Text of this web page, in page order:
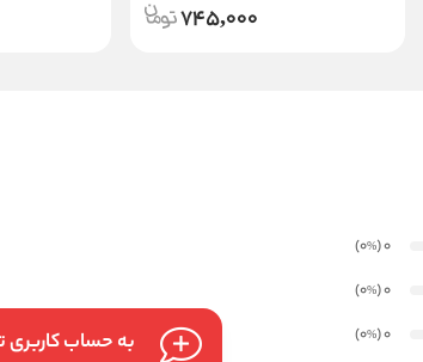
745,000
0
(0
%
)
0
(0
%
)
0
(0
%
)
به حساب کاربری